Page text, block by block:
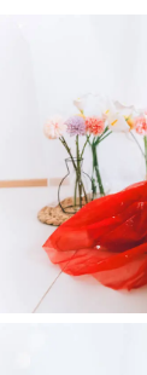
ります。
ますのでご了
日時をメッセー
お気軽にご相